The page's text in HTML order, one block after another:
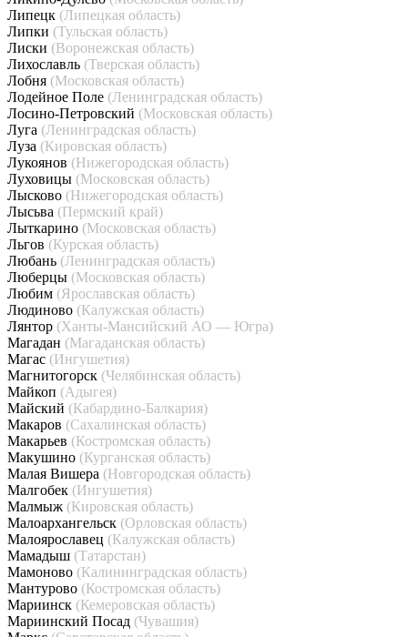
Липецк (Липецкая область)
Липки (Тульская область)
Лиски (Воронежская область)
Лихославль (Тверская область)
Лобня (Московская область)
Лодейное Поле (Ленинградская область)
Лосино-Петровский (Московская область)
Луга (Ленинградская область)
Луза (Кировская область)
Лукоянов (Нижегородская область)
Луховицы (Московская область)
Лысково (Нижегородская область)
Лысьва (Пермский край)
Лыткарино (Московская область)
Льгов (Курская область)
Любань (Ленинградская область)
Люберцы (Московская область)
Любим (Ярославская область)
Людиново (Калужская область)
Лянтор (Ханты-Мансийский АО — Югра)
Магадан (Магаданская область)
Магас (Ингушетия)
Магнитогорск (Челябинская область)
Майкоп (Адыгея)
Майский (Кабардино-Балкария)
Макаров (Сахалинская область)
Макарьев (Костромская область)
Макушино (Курганская область)
Малая Вишера (Новгородская область)
Малгобек (Ингушетия)
Малмыж (Кировская область)
Малоархангельск (Орловская область)
Малоярославец (Калужская область)
Мамадыш (Татарстан)
Мамоново (Калининградская область)
Мантурово (Костромская область)
Мариинск (Кемеровская область)
Мариинский Посад (Чувашия)